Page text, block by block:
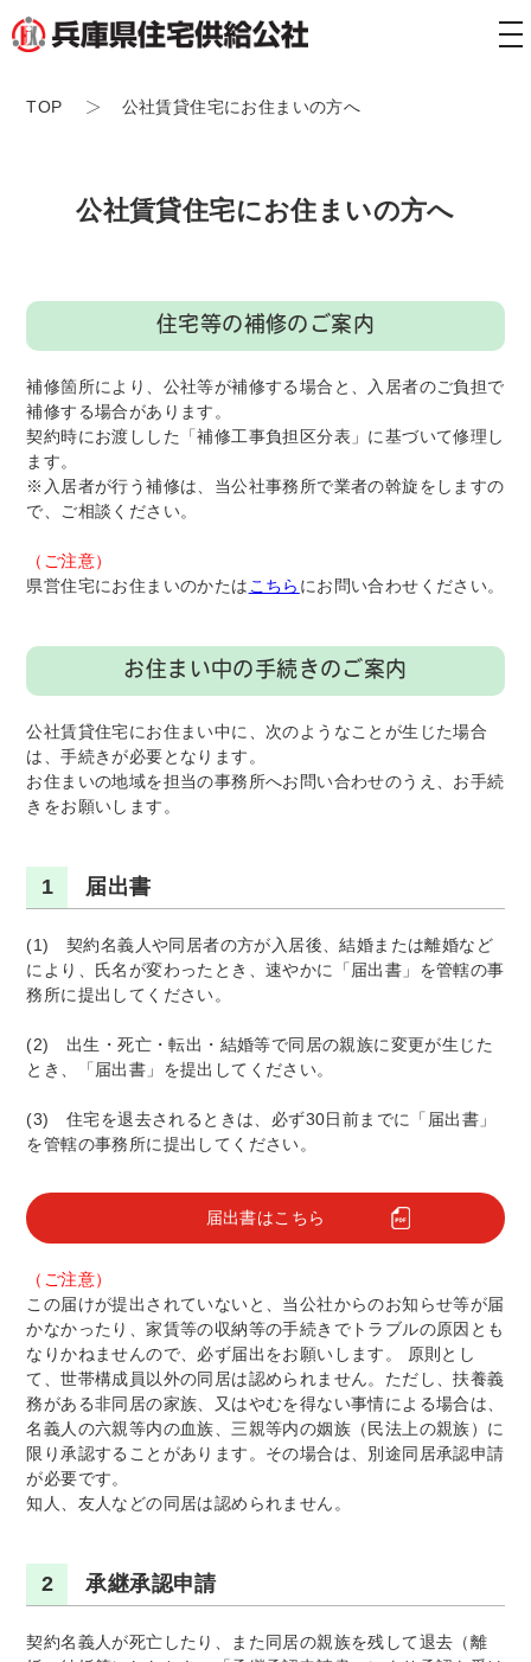
TOP 公社賃貸住宅にお住まいの方へ
公社賃貸住宅にお住まいの方へ
住宅等の補修のご案内
補修箇所により、公社等が補修する場合と、入居者のご負担で
補修する場合があります。
契約時にお渡しした「補修工事負担区分表」に基づいて修理し
ます。
※入居者が行う補修は、当公社事務所で業者の斡旋をしますの
で、ご相談ください。
（ご注意）
県営住宅にお住まいのかたは こちら にお問い合わせください。
お住まい中の手続きのご案内
公社賃貸住宅にお住まい中に、次のようなことが生じた場合
は、手続きが必要となります。
お住まいの地域を担当の事務所へお問い合わせのうえ、お手続
きをお願いします。
1 届出書
(1) 契約名義人や同居者の方が入居後、結婚または離婚など
により、氏名が変わったとき、速やかに「届出書」を管轄の事
務所に提出してください。
(2) 出生・死亡・転出・結婚等で同居の親族に変更が生じた
とき、「届出書」を提出してください。
(3) 住宅を退去されるときは、必ず30日前までに「届出書」
を管轄の事務所に提出してください。
届出書はこちら
（ご注意）
この届けが提出されていないと、当公社からのお知らせ等が届
かなかったり、家賃等の収納等の手続きでトラブルの原因とも
なりかねませんので、必ず届出をお願いします。 原則とし
て、世帯構成員以外の同居は認められません。ただし、扶養義
務がある非同居の家族、又はやむを得ない事情による場合は、
名義人の六親等内の血族、三親等内の姻族（民法上の親族）に
限り承認することがあります。その場合は、別途同居承認申請
が必要です。
知人、友人などの同居は認められません。
2 承継承認申請
契約名義人が死亡したり、また同居の親族を残して退去（離